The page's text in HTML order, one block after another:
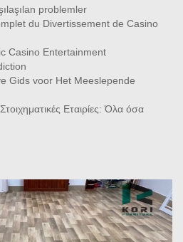
problemler
du Divertissement de Casino
Casino Entertainment
Gids voor Het Meeslepende
Εταιρίες: Όλα όσα